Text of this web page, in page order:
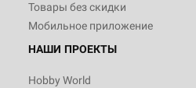
Товары без скидки
Мобильное приложение
НАШИ ПРОЕКТЫ
Hobby World